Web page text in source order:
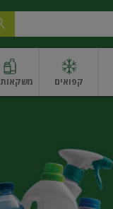
קפואים משקאות
פיצוחים, אגוזים